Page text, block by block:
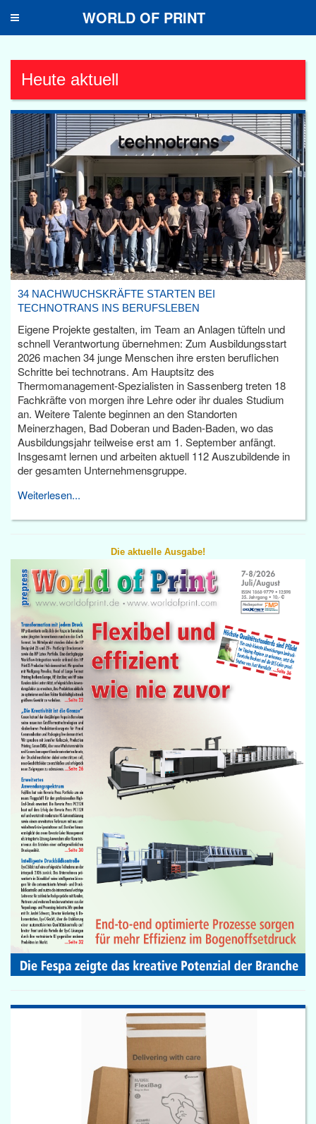
Toggle
WORLD OF PRINT
Heute aktuell
34 NACHWUCHSKRÄFTE STARTEN BEI
TECHNOTRANS INS BERUFSLEBEN
Eigene Projekte gestalten, im Team an Anlagen tüfteln und
schnell Verantwortung übernehmen: Zum Ausbildungsstart
2026 machen 34 junge Menschen ihre ersten beruflichen
Schritte bei technotrans. Am Hauptsitz des
Thermomanagement-Spezialisten in Sassenberg treten 18
Fachkräfte von morgen ihre Lehre oder ihr duales Studium
an. Weitere Talente beginnen an den Standorten
Meinerzhagen, Bad Doberan und Baden-Baden, wo das
Ausbildungsjahr teilweise erst am 1. September anfängt.
Insgesamt lernen und arbeiten aktuell 112 Auszubildende in
der gesamten Unternehmensgruppe.
Weiterlesen...
Die aktuelle Ausgabe!